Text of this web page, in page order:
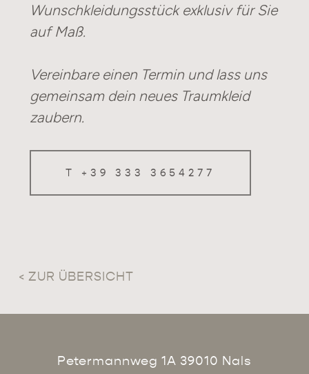
Wunschkleidungsstück exklusiv für Sie
auf Maß.
Vereinbare einen Termin und lass uns
gemeinsam dein neues Traumkleid
zaubern.
T +39 333 3654277
< ZUR ÜBERSICHT
Petermannweg 1A 39010 Nals